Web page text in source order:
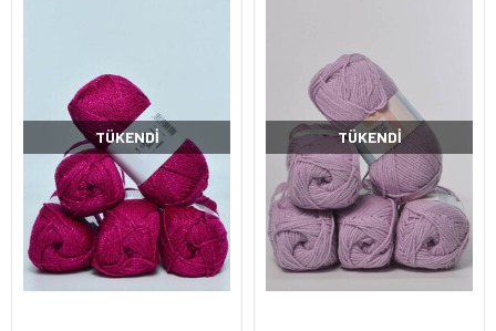
TÜKENDI TÜKENDI